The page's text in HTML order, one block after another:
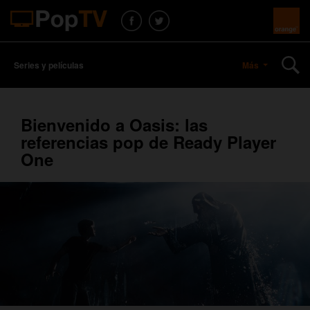
Series y películas Más
Bienvenido a Oasis: las
referencias pop de Ready Player
One